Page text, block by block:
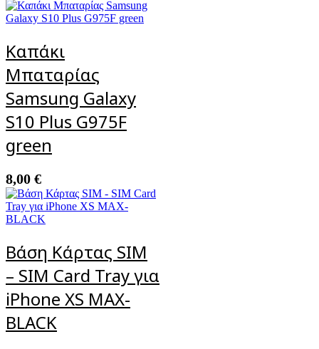
Καπάκι
Μπαταρίας
Samsung Galaxy
S10 Plus G975F
green
8,00 €
Βάση Κάρτας SIM
– SIM Card Tray για
iPhone XS MAX-
BLACK